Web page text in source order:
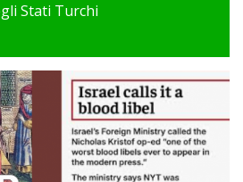
Stati Turchi